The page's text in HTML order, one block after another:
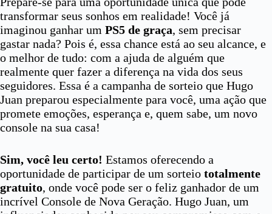
transformar seus sonhos em realidade! Você já
imaginou ganhar um PS5 de graça, sem precisar
gastar nada? Pois é, essa chance está ao seu alcance, e
o melhor de tudo: com a ajuda de alguém que
realmente quer fazer a diferença na vida dos seus
seguidores. Essa é a campanha de sorteio que Hugo
Juan preparou especialmente para você, uma ação que
promete emoções, esperança e, quem sabe, um novo
console na sua casa!
Sim, você leu certo! Estamos oferecendo a
oportunidade de participar de um sorteio totalmente
gratuito, onde você pode ser o feliz ganhador de um
incrível Console de Nova Geração. Hugo Juan, um